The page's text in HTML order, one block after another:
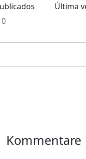
0
Última
Kommentare